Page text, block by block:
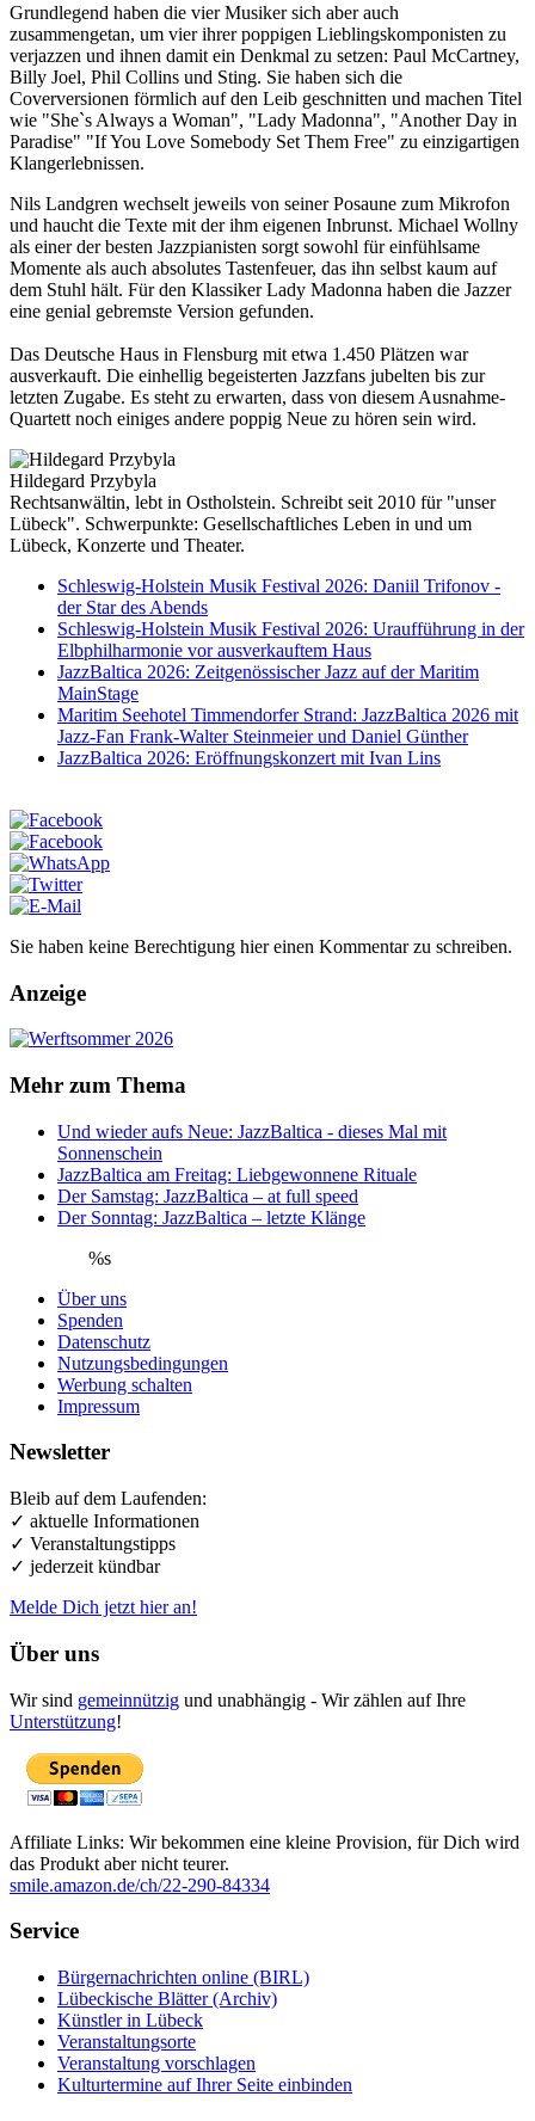
Grundlegend haben die vier Musiker sich aber auch
zusammengetan, um vier ihrer poppigen Lieblingskomponisten zu
verjazzen und ihnen damit ein Denkmal zu setzen: Paul McCartney,
Billy Joel, Phil Collins und Sting. Sie haben sich die
Coverversionen förmlich auf den Leib geschnitten und machen Titel
wie "She`s Always a Woman", "Lady Madonna", "Another Day in
Paradise" "If You Love Somebody Set Them Free" zu einzigartigen
Klangerlebnissen.
Nils Landgren wechselt jeweils von seiner Posaune zum Mikrofon
und haucht die Texte mit der ihm eigenen Inbrunst. Michael Wollny
als einer der besten Jazzpianisten sorgt sowohl für einfühlsame
Momente als auch absolutes Tastenfeuer, das ihn selbst kaum auf
dem Stuhl hält. Für den Klassiker Lady Madonna haben die Jazzer
eine genial gebremste Version gefunden.
Das Deutsche Haus in Flensburg mit etwa 1.450 Plätzen war
ausverkauft. Die einhellig begeisterten Jazzfans jubelten bis zur
letzten Zugabe. Es steht zu erwarten, dass von diesem Ausnahme-
Quartett noch einiges andere poppig Neue zu hören sein wird.
Hildegard Przybyla
Rechtsanwältin, lebt in Ostholstein. Schreibt seit 2010 für "unser
Lübeck". Schwerpunkte: Gesellschaftliches Leben in und um
Lübeck, Konzerte und Theater.
Schleswig-Holstein Musik Festival 2026: Daniil Trifonov -
der Star des Abends
Schleswig-Holstein Musik Festival 2026: Uraufführung in der
Elbphilharmonie vor ausverkauftem Haus
JazzBaltica 2026: Zeitgenössischer Jazz auf der Maritim
MainStage
Maritim Seehotel Timmendorfer Strand: JazzBaltica 2026 mit
Jazz-Fan Frank-Walter Steinmeier und Daniel Günther
JazzBaltica 2026: Eröffnungskonzert mit Ivan Lins
Sie haben keine Berechtigung hier einen Kommentar zu schreiben.
Anzeige
Mehr zum Thema
Und wieder aufs Neue: JazzBaltica - dieses Mal mit
Sonnenschein
JazzBaltica am Freitag: Liebgewonnene Rituale
Der Samstag: JazzBaltica – at full speed
Der Sonntag: JazzBaltica – letzte Klänge
%s
Über uns
Spenden
Datenschutz
Nutzungsbedingungen
Werbung schalten
Impressum
Newsletter
Bleib auf dem Laufenden:
✓ aktuelle Informationen
✓ Veranstaltungstipps
✓ jederzeit kündbar
Melde Dich jetzt hier an!
Über uns
Wir sind gemeinnützig und unabhängig - Wir zählen auf Ihre
Unterstützung!
Affiliate Links: Wir bekommen eine kleine Provision, für Dich wird
das Produkt aber nicht teurer.
smile.amazon.de/ch/22-290-84334
Service
Bürgernachrichten online (BIRL)
Lübeckische Blätter (Archiv)
Künstler in Lübeck
Veranstaltungsorte
Veranstaltung vorschlagen
Kulturtermine auf Ihrer Seite einbinden